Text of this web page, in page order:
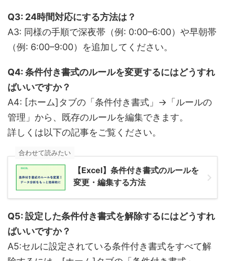
Q3: 24時間対応にする方法は？
A3: 同様の手順で深夜帯（例: 0:00–6:00）や早朝帯
（例: 6:00–9:00）を追加してください。
Q4: 条件付き書式のルールを変更するにはどうすれ
ばいいですか？
A4: [ホーム]タブの「条件付き書式」→「ルールの
管理」から、既存のルールを編集できます。
詳しくは以下の記事をご覧ください。
【Excel】条件付き書式のルールを
変更・編集する方法
合わせて読みたい
Q5: 設定した条件付き書式を解除するにはどうすれ
ばいいですか？
A5:セルに設定されている条件付き書式をすべて解